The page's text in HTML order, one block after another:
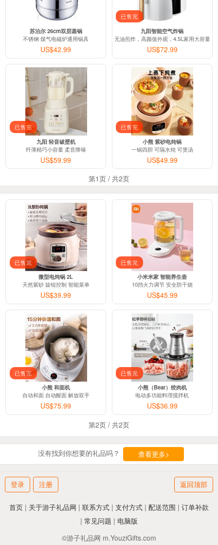
苏泊尔 26cm双层蒸锅
不锈钢 煤气电磁炉通用锅具
US$42.99
已售完
九阳智能空气炸锅
无油煎炸，高颜值外观，4.5L家用大容量
US$72.99
已售完
九阳 轻音破壁机
纤薄精巧小容量 柔音降噪
US$59.99
已售完
小熊 紫砂电炖锅
一锅四胆 可隔水炖 可煲汤
US$49.99
第1页 / 共2页
已售完
微型电炖锅 2L
天然紫砂 旋钮控制 智能菜单
US$39.99
已售完
小米米家 智能养生壶
10挡火力调节 安全防干烧
US$45.99
已售完
小熊 和面机
自动和面 自动醒面 解放双手
US$75.99
已售完
小熊（Bear）绞肉机
电动多功能料理搅拌机
US$36.99
第2页 / 共2页
没有找到你想要的礼品吗？ 查看更多>
登录 注册 返回顶部
首页 | 关于游子礼品网 | 联系方式 | 支付方式 | 配送范围 | 订单补款
| 常见问题 | 电脑版
©游子礼品网 m.YouziGifts.com